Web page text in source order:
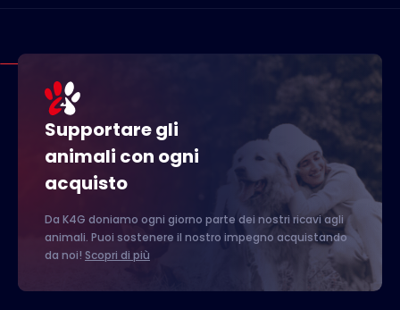
Supportare gli
animali con ogni
acquisto
Da K4G doniamo ogni giorno parte dei nostri ricavi agli
animali. Puoi sostenere il nostro impegno acquistando
da noi! Scopri di più